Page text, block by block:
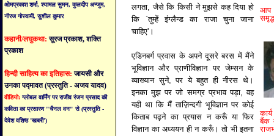
ओमप्रकाश शर्मा, श्यामल सुमन, कुलदीप अन्जुम,
नीरज गोस्वामी, सुशील कुमार
कहानी/लघुकथा:सूरज प्रकाश, शक्ति
प्रकाश
हिन्दी साहित्य का इतिहास:जायसी और
उनका पद्मावत (प्रस्तुति - अजय यादव)
वीडियो: ग्लोबल वार्मिंग पर राजीव रंजन प्रसाद की
कविता का प्रसारण "चैनल वन" से (प्रस्तुति -
देवेश वशिष्ठ ’खबरी’)
आप
बैंक
लगता, जैसे कि किसी ने मुझसे कह दिया हो
कि `तुम्हें इंग्लैन्ड का राजा चुना जाना
चाहिए'।
एडिनबर्ग प्रवास के अपने दूसरे बरस में मैंने
भूविज्ञान और प्राणीविज्ञान पर जेम्सन के
व्याख्यान सुने, पर ये बहुत ही नीरस थे।
इनका मुझ पर जो समग्र प्रभाव पड़ा, वह
यही था कि मैं ताज़िन्दगी भूविज्ञान पर कोई
किताब पढ़ने का प्रयास न करूँ या फिर
विज्ञान का अध्ययन ही न करूँ। तो भी इतना